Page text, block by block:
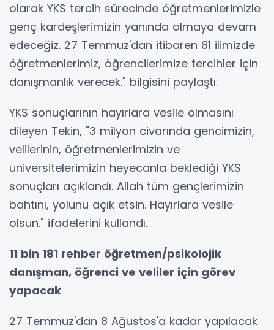
olarak YKS tercih sürecinde öğretmenlerimizle
genç kardeşlerimizin yanında olmaya devam
edeceğiz. 27 Temmuz'dan itibaren 81 ilimizde
öğretmenlerimiz, öğrencilerimize tercihler için
danışmanlık verecek." bilgisini paylaştı.
YKS sonuçlarının hayırlara vesile olmasını
dileyen Tekin, "3 milyon civarında gencimizin,
velilerinin, öğretmenlerimizin ve
üniversitelerimizin heyecanla beklediği YKS
sonuçları açıklandı. Allah tüm gençlerimizin
bahtını, yolunu açık etsin. Hayırlara vesile
olsun." ifadelerini kullandı.
11 bin 181 rehber öğretmen/psikolojik
danışman, öğrenci ve veliler için görev
yapacak
27 Temmuz'dan 8 Ağustos'a kadar yapılacak